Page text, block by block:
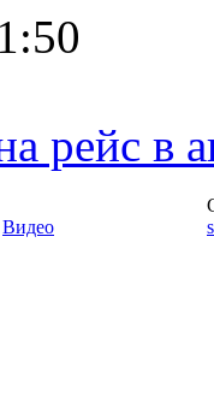
рейс в
Видео